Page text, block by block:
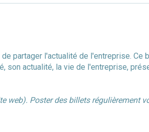
partager l'actualité de l'entreprise. Ce
son actualité, la vie de l'entreprise,
web). Poster des billets régulièrement